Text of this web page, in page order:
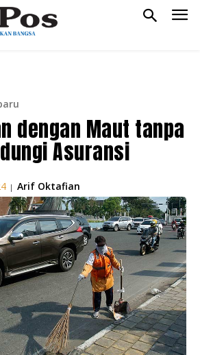
dengan Maut tanpa
Asuransi
| Arif Oktafian